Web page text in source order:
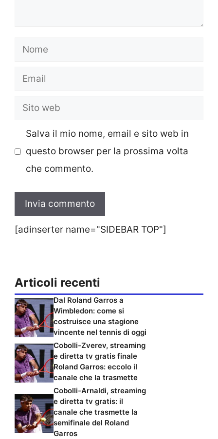
Nome
Email
Sito
Salva il mio nome, email e sito web in
questo browser per la prossima volta
che commento.
[adinserter name="SIDEBAR TOP"]
Articoli recenti
Dal Roland Garros a
Wimbledon: come si
costruisce una stagione
vincente nel tennis di oggi
Cobolli-Zverev, streaming
e diretta tv gratis finale
Roland Garros: eccolo il
canale che la trasmette
Cobolli-Arnaldi, streaming
e diretta tv gratis: il
canale che trasmette la
semifinale del Roland
Garros